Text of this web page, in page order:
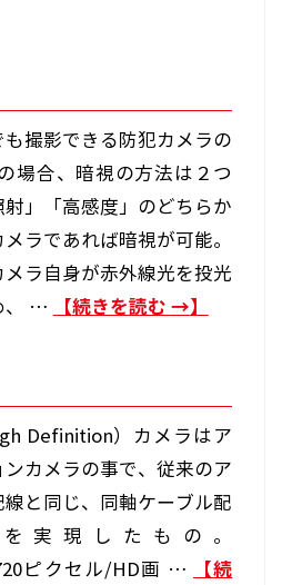
撮影できる防犯カメラの
場合、暗視の方法は２つ
」「高感度」のどちらか
ラであれば暗視が可能。
ラ自身が赤外線光を投光
、 …
続きを読む →
Definition）カメラはア
カメラの事で、従来のア
と同じ、同軸ケーブル配
実現したもの。
ピクセル/HD画 …
続